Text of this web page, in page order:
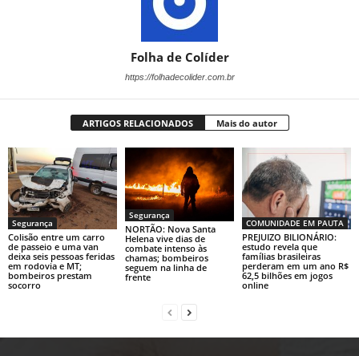
Folha de Colíder
https://folhadecolider.com.br
ARTIGOS RELACIONADOS Mais do autor
Segurança
Colisão entre um carro
de passeio e uma van
deixa seis pessoas feridas
em rodovia e MT;
bombeiros prestam
socorro
Segurança
NORTÃO: Nova Santa
Helena vive dias de
combate intenso às
chamas; bombeiros
seguem na linha de
frente
COMUNIDADE EM PAUTA
PREJUIZO BILIONÁRIO:
estudo revela que
famílias brasileiras
perderam em um ano R$
62,5 bilhões em jogos
online